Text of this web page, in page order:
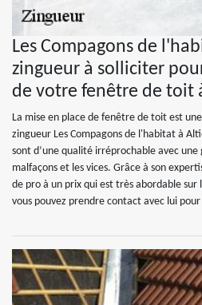
Les Compagons de
zingueur à solliciter
de votre fenêtre de toit
La mise en place de fenêtre de toit est
zingueur Les Compagons de l'habitat à
sont d’une qualité irréprochable avec
malfaçons et les vices. Grâce à son
de pro à un prix qui est très abordable sur
vous pouvez prendre contact avec lui